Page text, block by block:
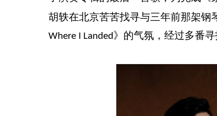
胡轶在北京苦苦找寻与三年前那架钢
Where I Landed》的气氛，经过多番